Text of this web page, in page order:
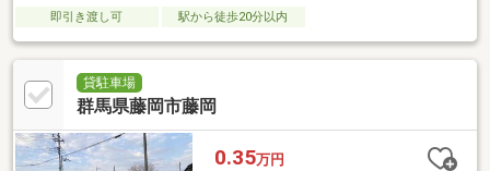
即引き渡し可 駅から徒歩20分以内
貸駐車場
群馬県藤岡市藤岡
0.35万円